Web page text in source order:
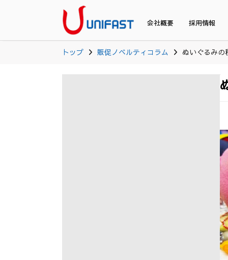
会社概要 採用情報
トップ 販促ノベルティコラム ぬいぐるみの